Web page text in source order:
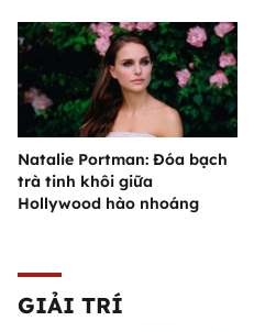
Natalie Portman: Đóa bạch
trà tinh khôi giữa
Hollywood hào nhoáng
GIẢI TRÍ